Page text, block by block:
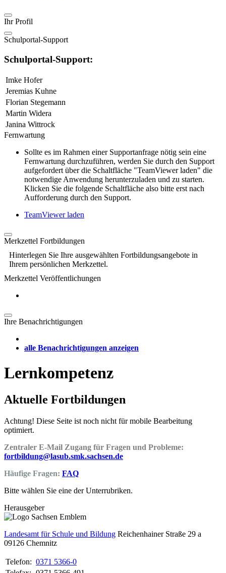
Ihr Profil
Schulportal-Support
Schulportal-Support:
Imke Hofer
Jeremias Kuhne
Florian Stegemann
Martin Widera
Janina Wittrock
Fernwartung
Sollte es im Rahmen einer Supportanfrage nötig sein eine
Fernwartung durchzuführen, werden Sie durch den Support
aufgefordert über die Schaltfläche "TeamViewer laden" die
notwendige Anwendung herunterzuladen und zu starten.
Klicken Sie die folgende Schaltfläche also bitte erst nach
Aufforderung durch den Support.
TeamViewer laden
Merkzettel Fortbildungen
Hinterlegen Sie Ihre ausgewählten Fortbildungsangebote in
Ihrem persönlichen Merkzettel.
Merkzettel Veröffentlichungen
Ihre Benachrichtigungen
alle Benachrichtigungen anzeigen
Lernkompetenz
Aktuelle Fortbildungen
Achtung! Diese Seite ist noch nicht für mobile Bearbeitung
optimiert.
Zentraler E-Mail Zugang für Fragen und Probleme:
fortbildung@lasub.smk.sachsen.de
Häufige Fragen: FAQ
Bitte wählen Sie eine der Unterrubriken.
Herausgeber
Landesamt für Schule und Bildung Reichenhainer Straße 29 a
09126 Chemnitz
Telefon: 0371 5366-0